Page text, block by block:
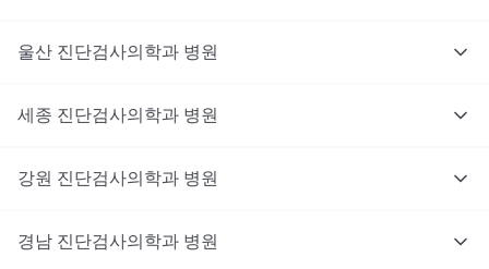
울산 진단검사의학과 병원
세종 진단검사의학과 병원
강원 진단검사의학과 병원
경남 진단검사의학과 병원